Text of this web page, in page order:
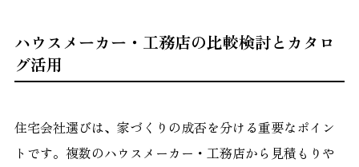
ハウスメーカー・工務店の比較検討とカタロ
グ活用
住宅会社選びは、家づくりの成否を分ける重要なポイン
トです。複数のハウスメーカー・工務店から見積もりや